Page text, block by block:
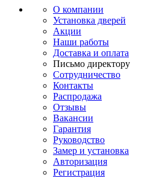
О компании
Установка дверей
Акции
Наши работы
Доставка и оплата
Письмо директору
Сотрудничество
Контакты
Распродажа
Отзывы
Вакансии
Гарантия
Руководство
Замер и установка
Авторизация
Регистрация